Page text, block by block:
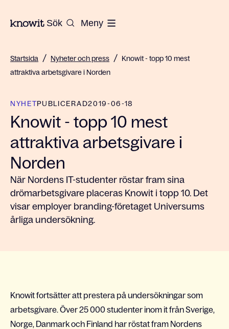
Till startsidan på Knowit
Sök Meny
Startsida / Nyheter och press / Knowit - topp 10 mest
attraktiva arbetsgivare i Norden
NYHETPUBLICERAD2019-06-18
Knowit - topp 10 mest
attraktiva arbetsgivare i
Norden
När Nordens IT-studenter röstar fram sina
drömarbetsgivare placeras Knowit i topp 10. Det
visar employer branding-företaget Universums
årliga undersökning.
Knowit fortsätter att prestera på undersökningar som
arbetsgivare. Över 25 000 studenter inom it från Sverige,
Norge, Danmark och Finland har röstat fram Nordens